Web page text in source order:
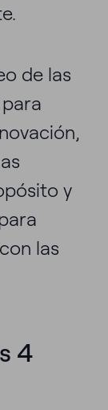
de las
y
las
4